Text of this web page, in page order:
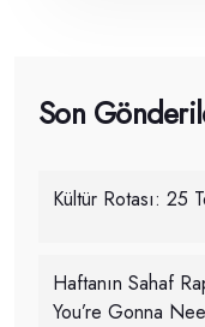
Son
Kültür Rotası: 25
Haftanın Sahaf
You’re Gonna